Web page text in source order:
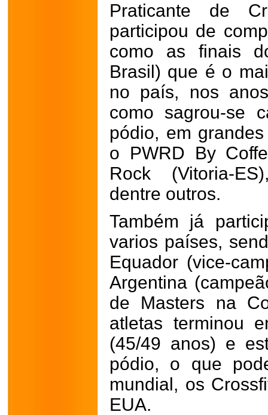
Praticante de
participou de
como as finais
Brasil) que é o
no país, nos
como sagrou-se
pódio, em
o PWRD By
Rock (Vitoria-
dentre outros.
Também já
varios países,
Equador (vice-
Argentina
de Masters na
atletas terminou
(45/49 anos) e
pódio, o que
mundial, os
EUA.